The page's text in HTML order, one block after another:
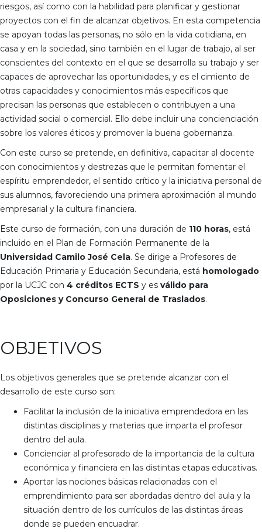
riesgos, así como con la habilidad para planificar y gestionar
proyectos con el fin de alcanzar objetivos. En esta competencia
se apoyan todas las personas, no sólo en la vida cotidiana, en
casa y en la sociedad, sino también en el lugar de trabajo, al ser
conscientes del contexto en el que se desarrolla su trabajo y ser
capaces de aprovechar las oportunidades, y es el cimiento de
otras capacidades y conocimientos más específicos que
precisan las personas que establecen o contribuyen a una
actividad social o comercial. Ello debe incluir una concienciación
sobre los valores éticos y promover la buena gobernanza.
Con este curso se pretende, en definitiva, capacitar al docente
con conocimientos y destrezas que le permitan fomentar el
espíritu emprendedor, el sentido crítico y la iniciativa personal de
sus alumnos, favoreciendo una primera aproximación al mundo
empresarial y la cultura financiera.
Este curso de formación, con una duración de 110 horas, está
incluido en el Plan de Formación Permanente de la
Universidad Camilo José Cela. Se dirige a Profesores de
Educación Primaria y Educación Secundaria, está homologado
por la UCJC con 4 créditos ECTS y es válido para
Oposiciones y Concurso General de Traslados.
OBJETIVOS
Los objetivos generales que se pretende alcanzar con el
desarrollo de este curso son:
Facilitar la inclusión de la iniciativa emprendedora en las
distintas disciplinas y materias que imparta el profesor
dentro del aula.
Concienciar al profesorado de la importancia de la cultura
económica y financiera en las distintas etapas educativas.
Aportar las nociones básicas relacionadas con el
emprendimiento para ser abordadas dentro del aula y la
situación dentro de los currículos de las distintas áreas
donde se pueden encuadrar.